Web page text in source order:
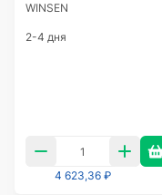
WINSEN
2-4 дня
4 623,36 ₽